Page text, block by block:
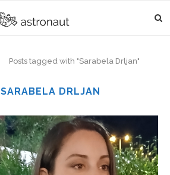
Posts tagged with "Sarabela Drljan"
SARABELA DRLJAN